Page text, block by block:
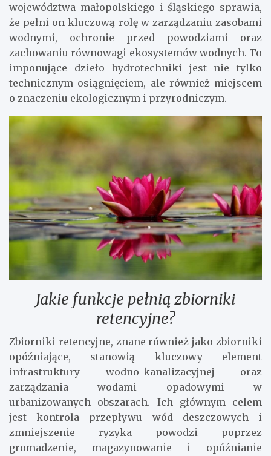
województwa małopolskiego i śląskiego sprawia,
że pełni on kluczową rolę w zarządzaniu zasobami
wodnymi, ochronie przed powodziami oraz
zachowaniu równowagi ekosystemów wodnych. To
imponujące dzieło hydrotechniki jest nie tylko
technicznym osiągnięciem, ale również miejscem
o znaczeniu ekologicznym i przyrodniczym.
Jakie funkcje pełnią zbiorniki
retencyjne?
Zbiorniki retencyjne, znane również jako zbiorniki
opóźniające, stanowią kluczowy element
infrastruktury wodno-kanalizacyjnej oraz
zarządzania wodami opadowymi w
urbanizowanych obszarach. Ich głównym celem
jest kontrola przepływu wód deszczowych i
zmniejszenie ryzyka powodzi poprzez
gromadzenie, magazynowanie i opóźnianie